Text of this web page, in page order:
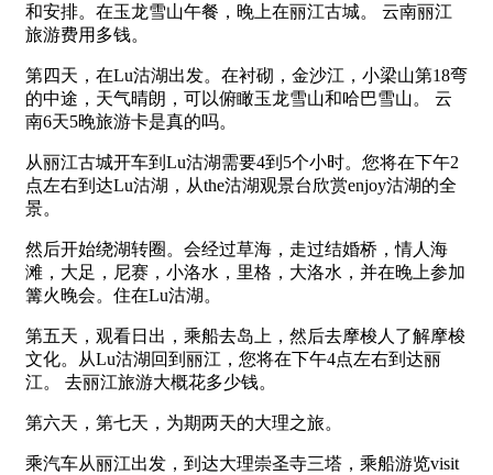
和安排。在玉龙雪山午餐，晚上在丽江古城。 云南丽江
旅游费用多钱。
第四天，在Lu沽湖出发。在衬砌，金沙江，小梁山第18弯
的中途，天气晴朗，可以俯瞰玉龙雪山和哈巴雪山。 云
南6天5晚旅游卡是真的吗。
从丽江古城开车到Lu沽湖需要4到5个小时。您将在下午2
点左右到达Lu沽湖，从the沽湖观景台欣赏enjoy沽湖的全
景。
然后开始绕湖转圈。会经过草海，走过结婚桥，情人海
滩，大足，尼赛，小洛水，里格，大洛水，并在晚上参加
篝火晚会。住在Lu沽湖。
第五天，观看日出，乘船去岛上，然后去摩梭人了解摩梭
文化。从Lu沽湖回到丽江，您将在下午4点左右到达丽
江。 去丽江旅游大概花多少钱。
第六天，第七天，为期两天的大理之旅。
乘汽车从丽江出发，到达大理崇圣寺三塔，乘船游览visit